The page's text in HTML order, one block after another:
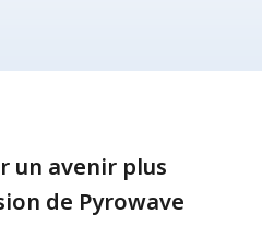
un avenir plus
de Pyrowave